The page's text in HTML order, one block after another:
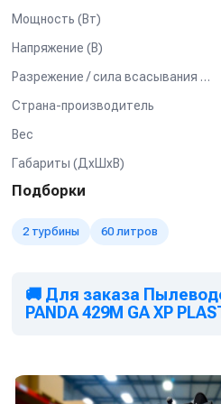
доставкой по России. Подробные
отзывы уточняйте у менеджеров.
Мощность (Вт)
Напряжение (В)
Разрежение / сила всасывания (мбар)
Страна-производитель
Вес
Габариты (ДхШхВ)
Подборки
2 турбины 60 литров
🚚 Для заказа
PANDA 429M GA XP